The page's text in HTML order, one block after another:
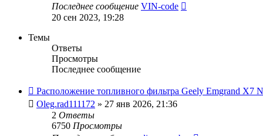
Последнее сообщение VIN-code
20 сен 2023, 19:28
Темы
Ответы
Просмотры
Последнее сообщение
Расположение топливного фильтра Geely Emgrand X7
Oleg.rad111172 » 27 янв 2026, 21:36
2 Ответы
6750 Просмотры